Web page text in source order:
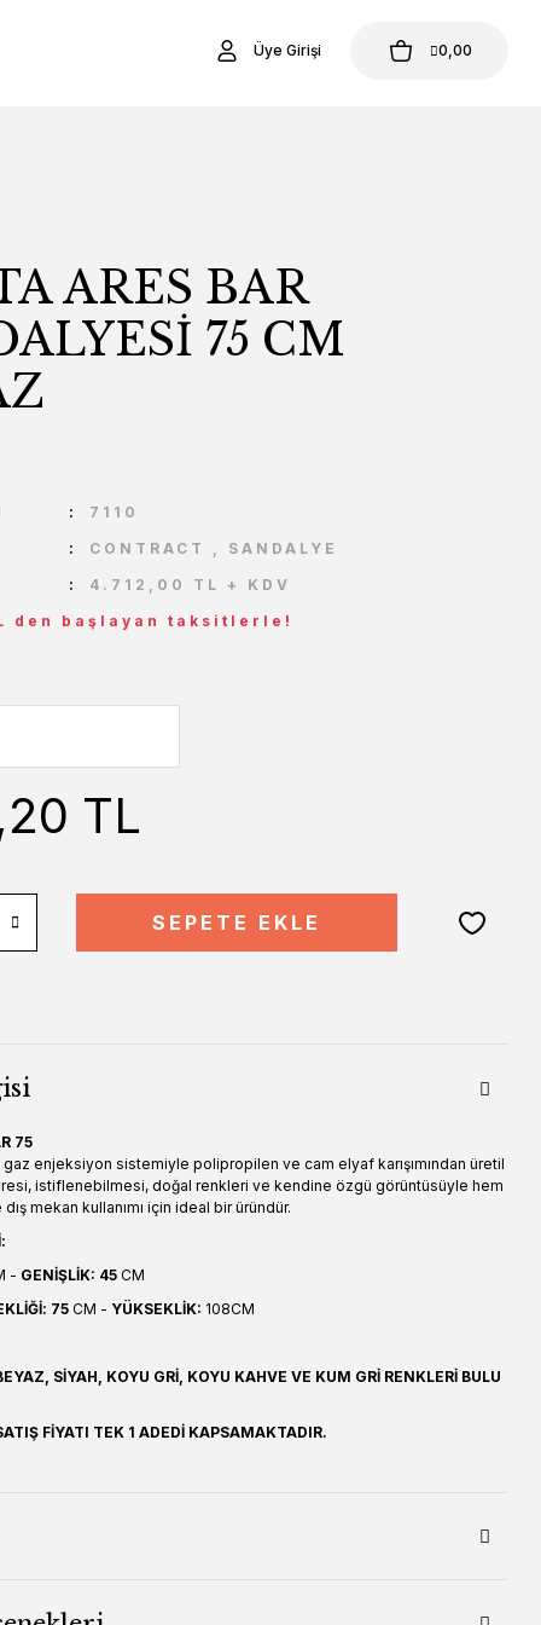
Üye Girişi 0,00
ARES BAR
75 CM
7110
CONTRACT , SANDALYE
4.712,00 TL + KDV
den başlayan taksitlerle!
TL
SEPETE EKLE
75
enjeksiyon sistemiyle polipropilen ve cam elyaf karışımından üretil
istiflenebilmesi, doğal renkleri ve kendine özgü görüntüsüyle hem
mekan kullanımı için ideal bir üründür.
- GENİŞLİK: 45 CM
75 CM - YÜKSEKLİK: 108CM
SİYAH, KOYU GRİ, KOYU KAHVE VE KUM GRİ RENKLERİ BULU
FİYATI TEK 1 ADEDİ KAPSAMAKTADIR.